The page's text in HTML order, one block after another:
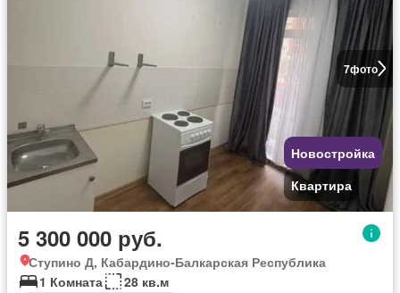
7фото
Новостройка
Квартира
5 300 000 руб.
Ступино Д, Кабардино-Балкарская Республика
1 Комната
28 кв.м